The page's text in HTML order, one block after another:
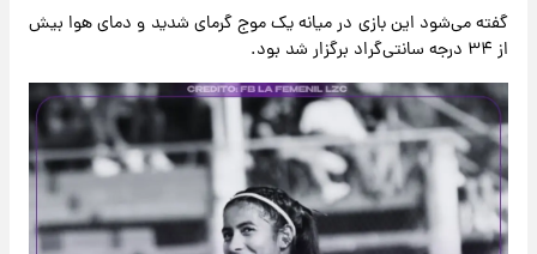
گفته می‌شود این بازی در میانه‌ یک موج گرمای شدید و دمای هوا بیش
از ۳۴ درجه سانتی‌گراد برگزار شد بود.